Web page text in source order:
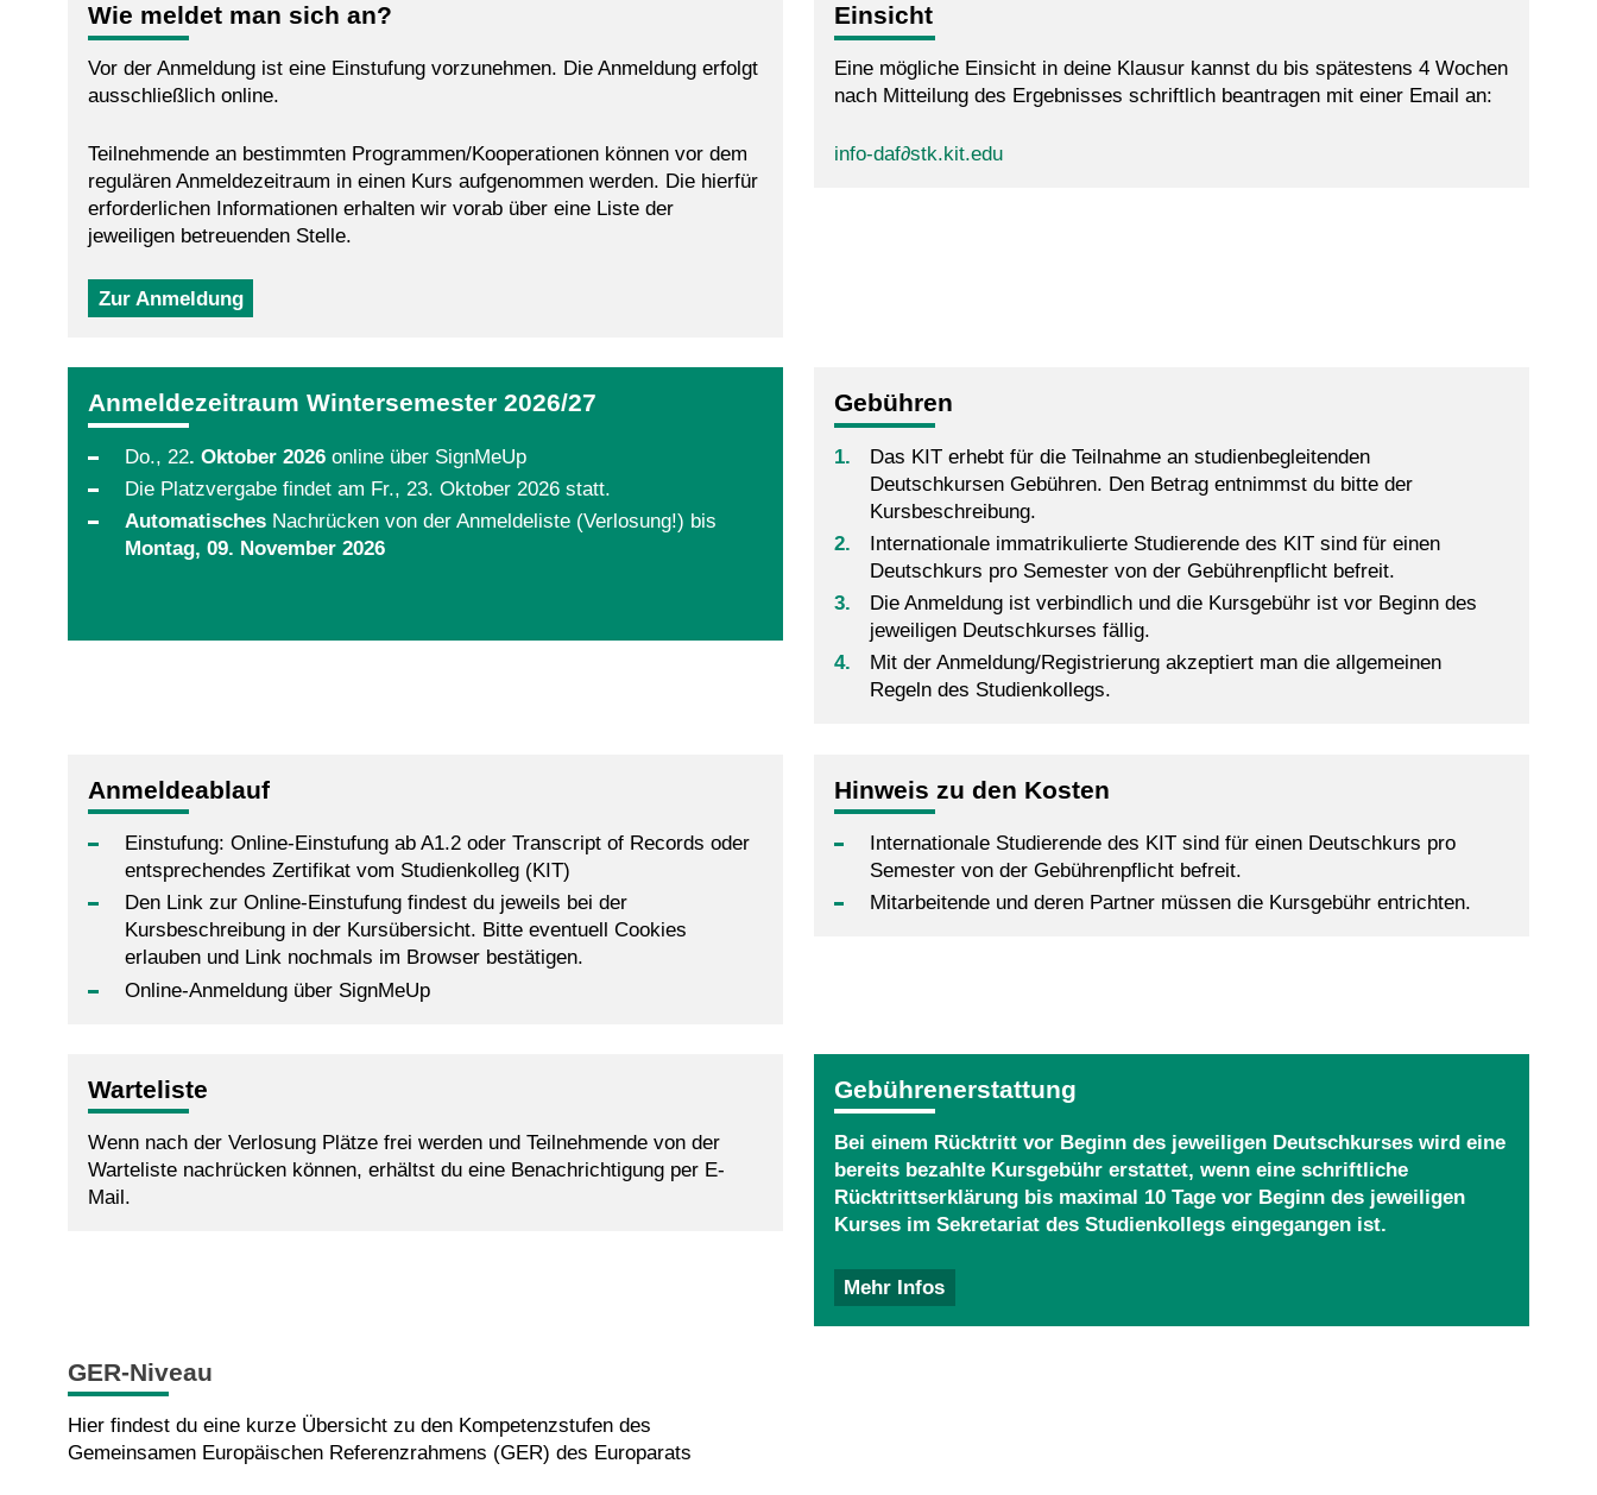
Wie meldet man sich an?
Vor der Anmeldung ist eine Einstufung vorzunehmen. Die Anmeldung erfolgt
ausschließlich online.
Teilnehmende an bestimmten Programmen/Kooperationen können vor dem
regulären Anmeldezeitraum in einen Kurs aufgenommen werden. Die hierfür
erforderlichen Informationen erhalten wir vorab über eine Liste der
jeweiligen betreuenden Stelle.
Zur Anmeldung
Einsicht
Eine mögliche Einsicht in deine Klausur kannst du bis spätestens 4 Wochen
nach Mitteilung des Ergebnisses schriftlich beantragen mit einer Email an:
info-daf∂stk.kit.edu
Anmeldezeitraum Wintersemester 2026/27
Do., 22. Oktober 2026online über SignMeUp
Die Platzvergabe findet am Fr., 23. Oktober 2026 statt.
Automatisches Nachrücken von der Anmeldeliste (Verlosung!) bis
Montag, 09. November 2026
Gebühren
Das KIT erhebt für die Teilnahme an studienbegleitenden
Deutschkursen Gebühren. Den Betrag entnimmst du bitte der
Kursbeschreibung.
Internationale immatrikulierte Studierende des KIT sind für einen
Deutschkurs pro Semester von der Gebührenpflicht befreit.
Die Anmeldung ist verbindlich und die Kursgebühr ist vor Beginn des
jeweiligen Deutschkurses fällig.
Mit der Anmeldung/Registrierung akzeptiert man die allgemeinen
Regeln des Studienkollegs.
Anmeldeablauf
Einstufung: Online-Einstufung ab A1.2 oder Transcript of Records oder
entsprechendes Zertifikat vom Studienkolleg (KIT)
Den Link zur Online-Einstufung findest du jeweils bei der
Kursbeschreibung in der Kursübersicht. Bitte eventuell Cookies
erlauben und Link nochmals im Browser bestätigen.
Online-Anmeldung über SignMeUp
Hinweis zu den Kosten
Internationale Studierende des KIT sind für einen Deutschkurs pro
Semester von der Gebührenpflicht befreit.
Mitarbeitende und deren Partner müssen die Kursgebühr entrichten.
Warteliste
Wenn nach der Verlosung Plätze frei werden und Teilnehmende von der
Warteliste nachrücken können, erhältst du eine Benachrichtigung per E-
Mail.
Gebührenerstattung
Bei einem Rücktritt vor Beginn des jeweiligen Deutschkurses wird eine
bereits bezahlte Kursgebühr erstattet, wenn eine schriftliche
Rücktrittserklärung bis maximal 10 Tage vor Beginn des jeweiligen
Kurses im Sekretariat des Studienkollegs eingegangen ist.
Mehr Infos
GER-Niveau
Hier findest du eine kurze Übersicht zu den Kompetenzstufen des
Gemeinsamen Europäischen Referenzrahmens (GER) des Europarats